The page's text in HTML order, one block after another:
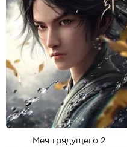
Меч грядущего 2